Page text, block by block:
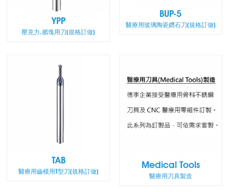
YPP
壓克力.腊塊用刀(規格訂做)
BUP-5
醫療用玻璃陶瓷鑽石刀(規格訂做)
TAB
醫療用齒模用T型刀(規格訂做)
Medical Tools
醫療用刀具製造